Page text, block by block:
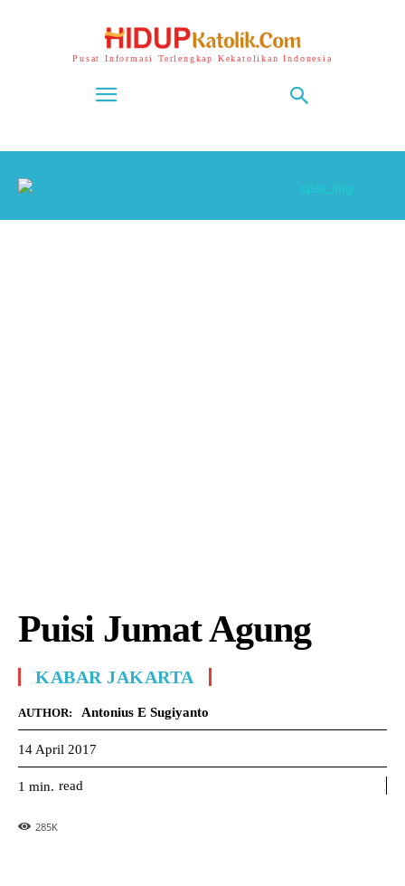
Pusat Informasi Terlengkap Kekatolikan Indonesia
Puisi Jumat Agung
KABAR JAKARTA
AUTHOR: Antonius E Sugiyanto
14 April 2017
1 min. read
285K